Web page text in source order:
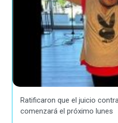
Ratificaron que el juicio
comenzará el próximo lunes